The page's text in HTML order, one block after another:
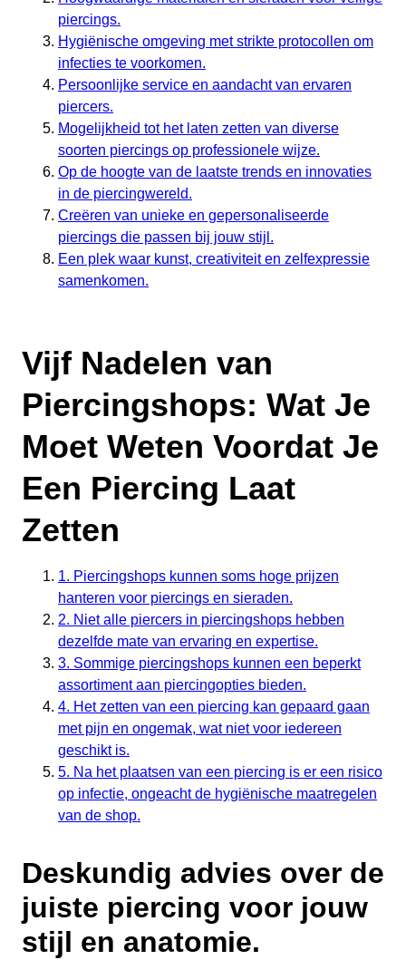
piercings.
Hygiënische omgeving met strikte protocollen om
infecties te voorkomen.
Persoonlijke service en aandacht van ervaren
piercers.
Mogelijkheid tot het laten zetten van diverse
soorten piercings op professionele wijze.
Op de hoogte van de laatste trends en innovaties
in de piercingwereld.
Creëren van unieke en gepersonaliseerde
piercings die passen bij jouw stijl.
Een plek waar kunst, creativiteit en zelfexpressie
samenkomen.
Vijf Nadelen van
Piercingshops: Wat Je
Moet Weten Voordat Je
Een Piercing Laat
Zetten
1. Piercingshops kunnen soms hoge prijzen
hanteren voor piercings en sieraden.
2. Niet alle piercers in piercingshops hebben
dezelfde mate van ervaring en expertise.
3. Sommige piercingshops kunnen een beperkt
assortiment aan piercingopties bieden.
4. Het zetten van een piercing kan gepaard gaan
met pijn en ongemak, wat niet voor iedereen
geschikt is.
5. Na het plaatsen van een piercing is er een risico
op infectie, ongeacht de hygiënische maatregelen
van de shop.
Deskundig advies over de
juiste piercing voor jouw
stijl en anatomie.